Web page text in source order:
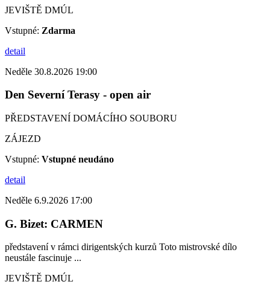
JEVIŠTĚ DMÚL
Vstupné: Zdarma
detail
Neděle 30.8.2026 19:00
Den Severní Terasy - open air
PŘEDSTAVENÍ DOMÁCÍHO SOUBORU
ZÁJEZD
Vstupné: Vstupné neudáno
detail
Neděle 6.9.2026 17:00
G. Bizet: CARMEN
představení v rámci dirigentských kurzů Toto mistrovské dílo
neustále fascinuje ...
JEVIŠTĚ DMÚL